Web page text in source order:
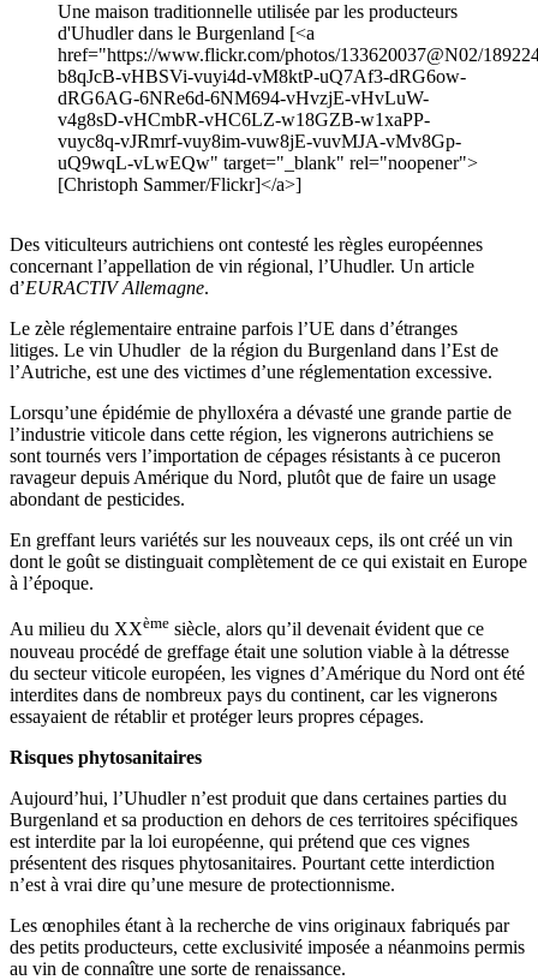
Une maison traditionnelle utilisée par les producteurs
d'Uhudler dans le Burgenland [<a
href="https://www.flickr.com/photos/133620037@N02/
b8qJcB-vHBSVi-vuyi4d-vM8ktP-uQ7Af3-dRG6ow-
dRG6AG-6NRe6d-6NM694-vHvzjE-vHvLuW-
v4g8sD-vHCmbR-vHC6LZ-w18GZB-w1xaPP-
vuyc8q-vJRmrf-vuy8im-vuw8jE-vuvMJA-vMv8Gp-
uQ9wqL-vLwEQw" target="_blank" rel="noopener">
[Christoph Sammer/Flickr]</a>]
Des viticulteurs autrichiens ont contesté les règles européennes
concernant l’appellation de vin régional, l’Uhudler. Un article
d’EURACTIV Allemagne.
Le zèle réglementaire entraine parfois l’UE dans d’étranges
litiges. Le vin Uhudler de la région du Burgenland dans l’Est de
l’Autriche, est une des victimes d’une réglementation excessive.
Lorsqu’une épidémie de phylloxéra a dévasté une grande partie de
l’industrie viticole dans cette région, les vignerons autrichiens se
sont tournés vers l’importation de cépages résistants à ce puceron
ravageur depuis Amérique du Nord, plutôt que de faire un usage
abondant de pesticides.
En greffant leurs variétés sur les nouveaux ceps, ils ont créé un vin
dont le goût se distinguait complètement de ce qui existait en Europe
à l’époque.
Au milieu du XXème siècle, alors qu’il devenait évident que ce
nouveau procédé de greffage était une solution viable à la détresse
du secteur viticole européen, les vignes d’Amérique du Nord ont été
interdites dans de nombreux pays du continent, car les vignerons
essayaient de rétablir et protéger leurs propres cépages.
Risques phytosanitaires
Aujourd’hui, l’Uhudler n’est produit que dans certaines parties du
Burgenland et sa production en dehors de ces territoires spécifiques
est interdite par la loi européenne, qui prétend que ces vignes
présentent des risques phytosanitaires. Pourtant cette interdiction
n’est à vrai dire qu’une mesure de protectionnisme.
Les œnophiles étant à la recherche de vins originaux fabriqués par
des petits producteurs, cette exclusivité imposée a néanmoins permis
au vin de connaître une sorte de renaissance.